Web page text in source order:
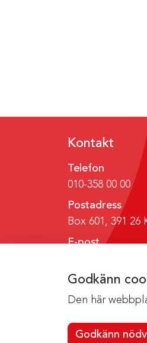
Godkänn
Den här
Godkänn
Kontakt
Telefon
010-358 00 00
Postadress
Box 601, 391 26
E-post